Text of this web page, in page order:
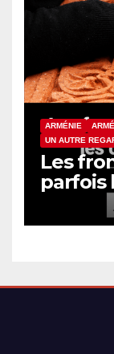
ARMÉNIE
UN AUTRE
Les
parfois